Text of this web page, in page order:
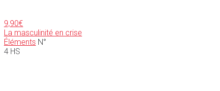
9,90€
La masculinité en crise
Éléments N°
4 HS